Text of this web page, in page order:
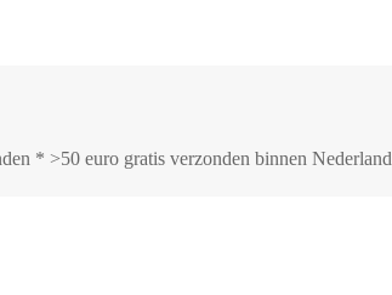
* >50 euro gratis verzonden binnen Nederland